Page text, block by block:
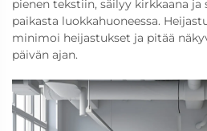
pienen tekstiin, säilyy kirkkaana ja
paikasta luokkahuoneessa.
minimoi heijastukset ja pitää
päivän ajan.